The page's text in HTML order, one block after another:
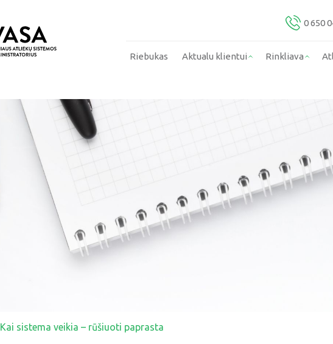
0 650
Riebukas Aktualu klientui Rinkliava
Kai sistema veikia – rūšiuoti paprasta